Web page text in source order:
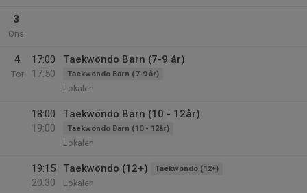
3
Ons
4
Tor
17:00
17:50
Taekwondo Barn (7-9 år)
Taekwondo Barn (7-9 år)
Lokalen
18:00
19:00
Taekwondo Barn (10 - 12år)
Taekwondo Barn (10 - 12år)
Lokalen
19:15
20:30
Taekwondo (12+) Taekwondo (12+)
Lokalen